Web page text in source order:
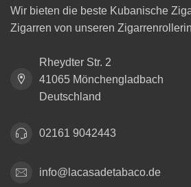
Wir bieten die beste Kubanische
Zigarren von unseren
Rheydter Str. 2
41065 Mönchengladbach
Deutschland
02161 9042443
info@lacasadetabaco.de